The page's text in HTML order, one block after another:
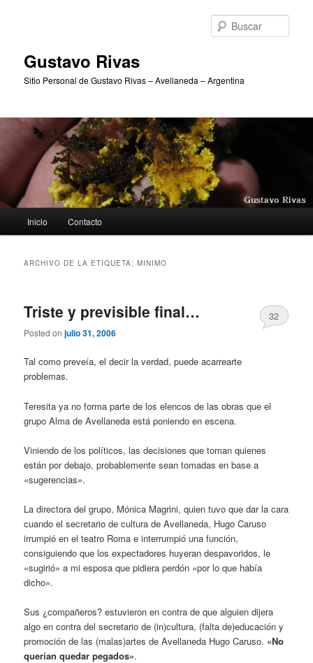
Gustavo Rivas
Sitio Personal de Gustavo Rivas – Avellaneda – Argentina
principal
Inicio Contacto
ARCHIVO DE LA ETIQUETA:MINIMO
Triste y previsible final…
Posted onjulio 31, 2006
32
Tal como preveía, el decir la verdad, puede acarrearte
problemas.
Teresita ya no forma parte de los elencos de las obras que el
grupo Alma de Avellaneda está poniendo en escena.
Viniendo de los políticos, las decisiones que toman quienes
están por debajo, probablemente sean tomadas en base a
«sugerencias».
La directora del grupo, Mónica Magrini, quien tuvo que dar la cara
cuando el secretario de cultura de Avellaneda, Hugo Caruso
irrumpió en el teatro Roma e interrumpió una función,
consiguiendo que los expectadores huyeran despavoridos, le
«sugirió» a mi esposa que pidiera perdón «por lo que había
dicho».
Sus ¿compañeros? estuvieron en contra de que alguien dijera
algo en contra del secretario de (in)cultura, (falta de)educación y
promoción de las (malas)artes de Avellaneda Hugo Caruso. «No
querían quedar pegados».